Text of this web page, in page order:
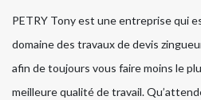
PETRY Tony est une entreprise qui
domaine des travaux de devis
afin de toujours vous faire moins le
meilleure qualité de travail.